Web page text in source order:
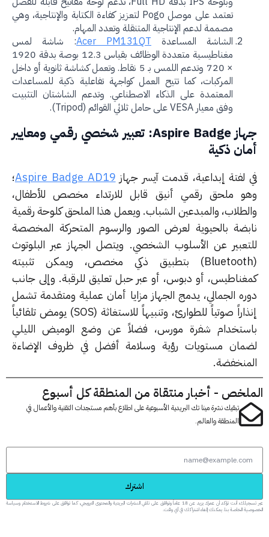
تعتمد على موصل Pogo لتعزيز كفاءة الكتابة والإنتاجية، وهي
مصممة لدعم الإنتاجية المتنقلة وتعدد المهام.
الشاشة المساعدةAcer PM131QT : شاشة لمس
مغناطيسية متعددة الوظائف بقياس 12.3 بوصة بدقة 1920
× 720 وتدعم اللمس بـ 5 نقاط. وتعمل كشاشة ثانوية أو داخل
المركبات، كما تتيح العمل كواجهة تفاعلية ذكية للمساعدات
المعتمدة على الذكاء الاصطناعي. وتدعم الشاشتان التثبيت
وفق معيار VESA على حامل ثلاثي القوائم (Tripod).
جهاز Aspire Badge: تعبير شخصي رقمي ومعايير
ذكية
لفتة إبداعية، قدمت آيسر جهازAspire Badge AD19؛
ملحق رقمي أنيق قابل للارتداء مخصص للأطفال،
والمبدعين الشباب. ويعمل هذا الملحق كلوحة رقمية
بالحيوية لعرض الصور والرسوم المتحركة المخصصة
عن الأسلوب الشخصي. ويتصل الجهاز عبر البلوتوث
(Bluetooth) بتطبيق ذكي مخصص، ويمكن تثبيته
أو دبوس، أو عبر حبل تعليق للرقبة. وإلى جانب
الجمالي، يدمج الجهاز مزايا أمان عملية ومتقدمة تشمل
إنذاراً صوتياً للطوارئ، وتنبيهاً للاستغاثة (SOS) يومض تلقائياً
شفرة مورس، فضلاً عن وضع الوميض الليلي
مستويات رؤية وسلامة أفضل في ظروف الإضاءة
- أخبار منتقاة من المنطقة كل أسبوع
تبقيك نشرة مينا تك البريدية الأسبوعية على اطلاع بأهم مستجدات التقنية والأعمال في
المنطقة والعالم.
عبر تسجيلك، أنت تؤكد أن عمرك يزيد عن 18 عاماً وتوافق على تلقي النشرات البريدية والمحتوى الترويجي، كما توافق على شروط الاستخدام وسياسة
الخاصة بنا. يمكنك إلغاء اشتراكك في أي وقت.